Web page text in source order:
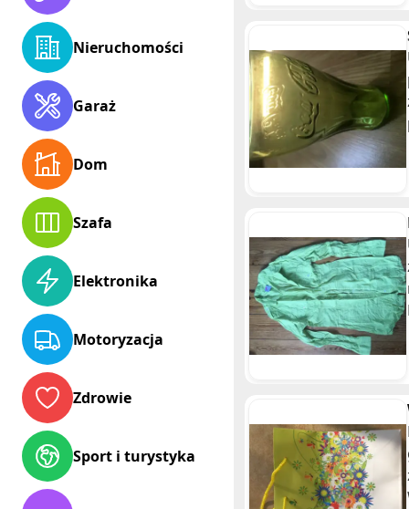
Nieruchomości
Garaż
Dom
Szafa
Elektronika
Motoryzacja
Zdrowie
Sport i turystyka